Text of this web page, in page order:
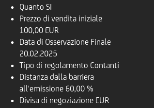
Quanto SI
Prezzo di vendita iniziale
100,00 EUR
Data di Osservazione Finale
20.02.2025
Tipo di regolamento Contanti
Distanza dalla barriera
all'emissione 60,00 %
Divisa di negoziazione EUR